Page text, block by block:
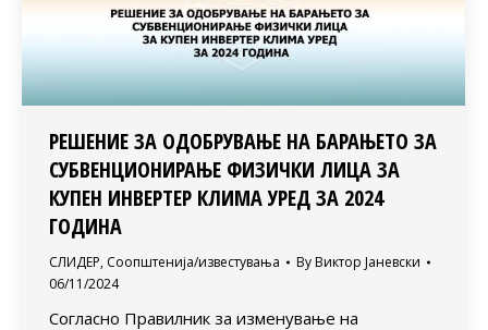
РЕШЕНИЕ ЗА ОДОБРУВАЊЕ НА БАРАЊЕТО ЗА
СУБВЕНЦИОНИРАЊЕ ФИЗИЧКИ ЛИЦА ЗА
КУПЕН ИНВЕРТЕР КЛИМА УРЕД ЗА 2024
ГОДИНА
СЛИДЕР, Соопштенија/известувања By Виктор Јаневски
06/11/2024
Согласно Правилник за изменување на